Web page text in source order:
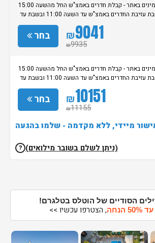
מחיר מיוחד למזמינים באתר - קבלת חדרים באמצ"ש החל מהשעה 15:00
ובשבת החל מצאת השבת עזיבת החדרים באמצ"ש עד השעה 11:00 ובשבת עד
השעה 14:00. עזיבה במוצ"ש הינה בתוספת 250 ש"ח לחדר. שימו לב, בשבתות
ובחגים יהודיים אפשר לבצע צ’ק-אין אחרי 20:00. לתשומת ליבכם: הכניסה
מדיניות שונה ותשלומים נוספים יחולו על הזמנה
בחר ₪9041
₪9935
מחיר מיוחד למזמינים באתר - קבלת חדרים באמצ"ש החל מהשעה 15:00
ובשבת החל מצאת השבת עזיבת החדרים באמצ"ש עד השעה 11:00 ובשבת עד
השעה 14:00. עזיבה במוצ"ש הינה בתוספת 250 ש"ח לחדר. שימו לב, בשבתות
ובחגים יהודיים אפשר לבצע צ’ק-אין אחרי 20:00. לתשומת ליבכם: הכניסה
מדיניות שונה ותשלומים נוספים יחולו על הזמנה
בחר ₪10151
₪11155
מיידי, ללא מקדמה - שלמו בהגעה
(ניתן לשלם בשובר מילואים) ?
הסודיים של הוטלס בטלגרם!
עד 50% הנחה
, הצטרפו עכשיו >>